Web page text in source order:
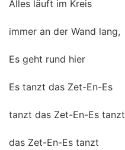
Alles läuft im Kreis
immer an der Wand lang,
Es geht rund hier
Es tanzt das Zet-En-Es
tanzt das Zet-En-Es tanzt
das Zet-En-Es tanzt